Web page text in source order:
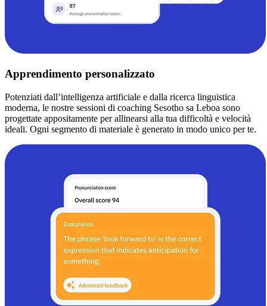
Apprendimento personalizzato
Potenziati dall’intelligenza artificiale e dalla ricerca linguistica
moderna, le nostre sessioni di coaching Sesotho sa Leboa sono
progettate appositamente per allinearsi alla tua difficoltà e velocità
ideali. Ogni segmento di materiale è generato in modo unico per te.